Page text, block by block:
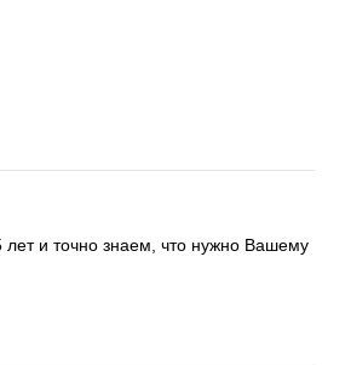
и точно знаем, что нужно Вашему